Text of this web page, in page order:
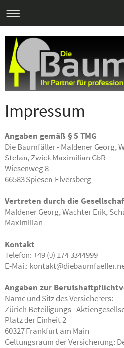
Impressum
Angaben gemäß § 5 TMG
Die Baumfäller - Maldener Georg,
Stefan, Zwick Maximilian GbR
Wiesenweg 8
66583 Spiesen-Elversberg
Vertreten durch die
Maldener Georg, Wachter Erik,
Maximilian
Kontakt
Telefon: +49 (0) 174 3344999
E-Mail:
Angaben zur
Name und Sitz des Versicherers:
Zürich Beteiligungs -
Platz der Einheit 2
60327 Frankfurt am Main
Geltungsraum der Versicherung: